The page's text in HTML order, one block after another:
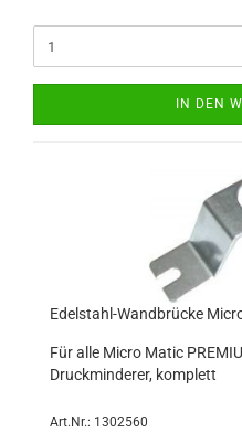
IN DEN
Edelstahl-Wandbrücke
Für alle Micro Matic
Druckminderer, komplett
Art.Nr.: 1302560